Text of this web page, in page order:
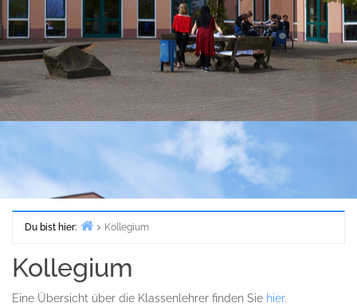
Du bist hier:
Kollegium
Kollegium
Eine Übersicht über die Klassenlehrer finden Sie hier.